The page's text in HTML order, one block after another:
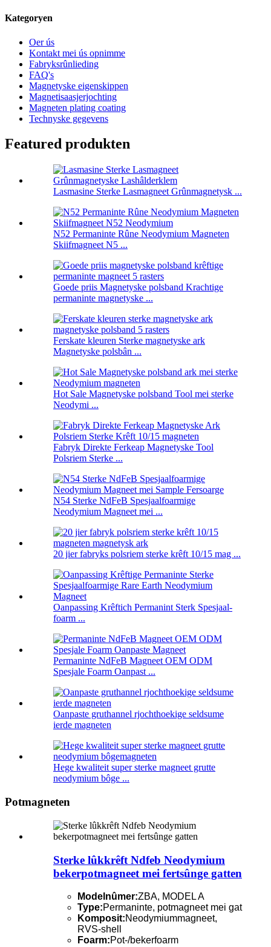
Kategoryen
Oer ús
Kontakt mei ús opnimme
Fabryksrûnlieding
FAQ's
Magnetyske eigenskippen
Magnetisaasjerjochting
Magneten plating coating
Technyske gegevens
Featured produkten
Lasmasine Sterke Lasmagneet Grûnmagnetysk ...
N52 Permaninte Rûne Neodymium Magneten
Skiifmagneet N5 ...
Goede priis Magnetyske polsband Krachtige
permaninte magnetyske ...
Ferskate kleuren Sterke magnetyske ark
Magnetyske polsbân ...
Hot Sale Magnetyske polsband Tool mei sterke
Neodymi ...
Fabryk Direkte Ferkeap Magnetyske Tool
Polsriem Sterke ...
N54 Sterke NdFeB Spesjaalfoarmige
Neodymium Magneet mei ...
20 jier fabryks polsriem sterke krêft 10/15 mag ...
Oanpassing Krêftich Permanint Sterk Spesjaal-
foarm ...
Permaninte NdFeB Magneet OEM ODM
Spesjale Foarm Oanpast ...
Oanpaste gruthannel rjochthoekige seldsume
ierde magneten
Hege kwaliteit super sterke magneet grutte
neodymium bôge ...
Potmagneten
Sterke lûkkrêft Ndfeb Neodymium
bekerpotmagneet mei fertsûnge gatten
Modelnûmer:ZBA, MODEL A
Type:Permaninte, potmagneet mei gat
Komposit:Neodymiummagneet,
RVS-shell
Foarm:Pot-/bekerfoarm